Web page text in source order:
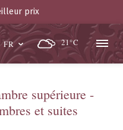
prix
FR 21°C
supérieure -
et suites